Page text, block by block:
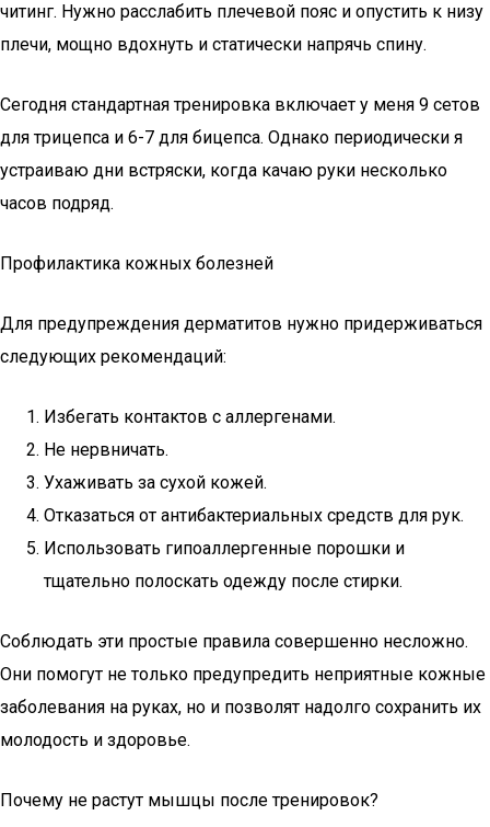
читинг. Нужно расслабить плечевой пояс и опустить к низу
плечи, мощно вдохнуть и статически напрячь спину.
Сегодня стандартная тренировка включает у меня 9 сетов
для трицепса и 6-7 для бицепса. Однако периодически я
устраиваю дни встряски, когда качаю руки несколько
часов подряд.
Профилактика кожных болезней
Для предупреждения дерматитов нужно придерживаться
следующих рекомендаций:
Избегать контактов с аллергенами.
Не нервничать.
Ухаживать за сухой кожей.
Отказаться от антибактериальных средств для рук.
Использовать гипоаллергенные порошки и
тщательно полоскать одежду после стирки.
Соблюдать эти простые правила совершенно несложно.
Они помогут не только предупредить неприятные кожные
заболевания на руках, но и позволят надолго сохранить их
молодость и здоровье.
Почему не растут мышцы после тренировок?